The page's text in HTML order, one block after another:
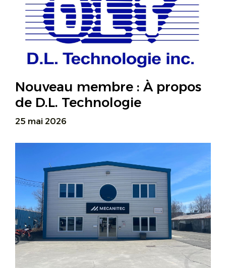
Nouveau membre : À propos
de D.L. Technologie
25 mai 2026